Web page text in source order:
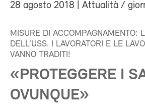
28 agosto 2018 | Attualità /
MISURE DI ACCOMPAGNAMENTO:
DELL’USS. I LAVORATORI E LE
VANNO TRADITI!
«PROTEGGERE I
OVUNQUE»